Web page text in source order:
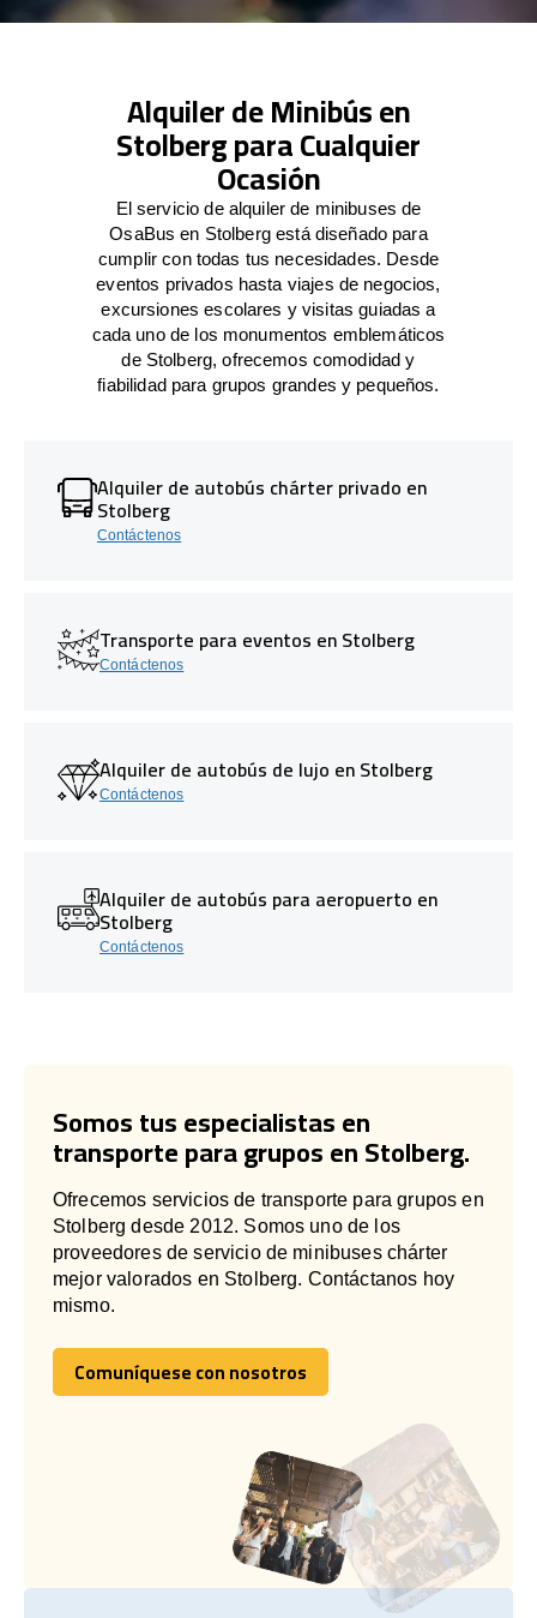
Alquiler de Minibús en
Stolberg para Cualquier
Ocasión
El servicio de alquiler de minibuses de
OsaBus en Stolberg está diseñado para
cumplir con todas tus necesidades. Desde
eventos privados hasta viajes de negocios,
excursiones escolares y visitas guiadas a
cada uno de los monumentos emblemáticos
de Stolberg, ofrecemos comodidad y
fiabilidad para grupos grandes y pequeños.
Alquiler de autobús chárter privado en
Stolberg
Contáctenos
Transporte para eventos en Stolberg
Contáctenos
Alquiler de autobús de lujo en Stolberg
Contáctenos
Alquiler de autobús para aeropuerto en
Stolberg
Contáctenos
Somos tus especialistas en
transporte para grupos en Stolberg.
Ofrecemos servicios de transporte para grupos en
Stolberg desde 2012. Somos uno de los
proveedores de servicio de minibuses chárter
mejor valorados en Stolberg. Contáctanos hoy
mismo.
Comuníquese con nosotros
Comuníquese con nosotros